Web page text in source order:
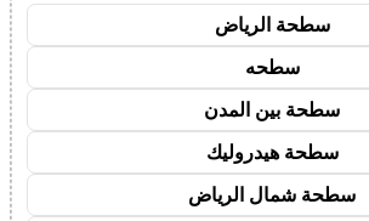
سطحة الرياض
سطحه
سطحة بين المدن
سطحة هيدروليك
سطحة شمال الرياض